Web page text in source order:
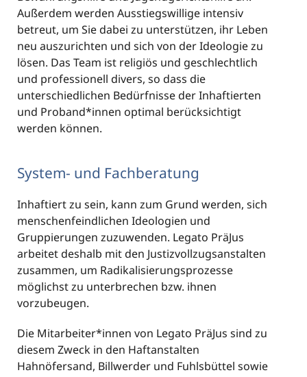
Außerdem werden Ausstiegswillige intensiv
betreut, um Sie dabei zu unterstützen, ihr Leben
neu auszurichten und sich von der Ideologie zu
lösen. Das Team ist religiös und geschlechtlich
und professionell divers, so dass die
unterschiedlichen Bedürfnisse der Inhaftierten
und Proband*innen optimal berücksichtigt
werden können.
System- und Fachberatung
Inhaftiert zu sein, kann zum Grund werden, sich
menschenfeindlichen Ideologien und
Gruppierungen zuzuwenden. Legato PräJus
arbeitet deshalb mit den Justizvollzugsanstalten
zusammen, um Radikalisierungsprozesse
möglichst zu unterbrechen bzw. ihnen
vorzubeugen.
Die Mitarbeiter*innen von Legato PräJus sind zu
diesem Zweck in den Haftanstalten
Hahnöfersand, Billwerder und Fuhlsbüttel sowie